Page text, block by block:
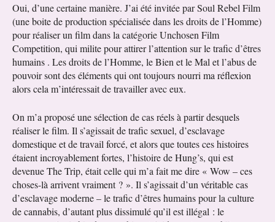
Oui, d’une certaine manière. J’ai été invitée par Soul Rebel Film
(une boite de production spécialisée dans les droits de l’Homme)
pour réaliser un film dans la catégorie Unchosen Film
Competition, qui milite pour attirer l’attention sur le trafic d’êtres
humains . Les droits de l’Homme, le Bien et le Mal et l’abus de
pouvoir sont des éléments qui ont toujours nourri ma réflexion
alors cela m’intéressait de travailler avec eux.
On m’a proposé une sélection de cas réels à partir desquels
réaliser le film. Il s’agissait de trafic sexuel, d’esclavage
domestique et de travail forcé, et alors que toutes ces histoires
étaient incroyablement fortes, l’histoire de Hung’s, qui est
devenue The Trip, était celle qui m’a fait me dire « Wow – ces
choses-là arrivent vraiment ? ». Il s’agissait d’un véritable cas
d’esclavage moderne – le trafic d’êtres humains pour la culture
de cannabis, d’autant plus dissimulé qu’il est illégal : le